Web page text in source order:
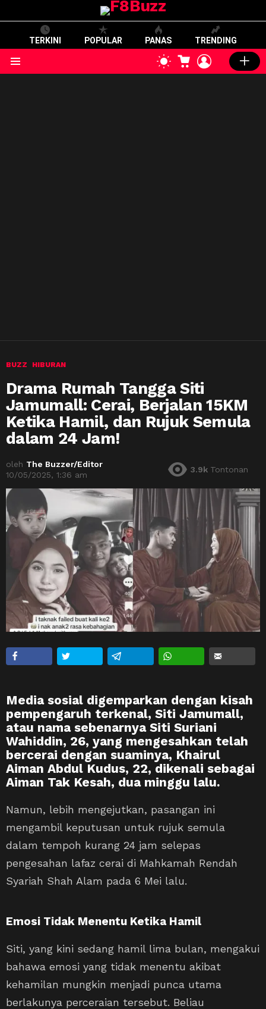
TERKINI POPULAR PANAS TRENDING
SWITCH
SKIN
CART LOGIN
BUZZ HIBURAN
Drama Rumah Tangga Siti
Jamumall: Cerai, Berjalan 15KM
Ketika Hamil, dan Rujuk Semula
dalam 24 Jam!
oleh The Buzzer/Editor
10/05/2025, 1:36 am
3.9k Tontonan
Media sosial digemparkan dengan kisah
pempengaruh terkenal, Siti Jamumall,
atau nama sebenarnya Siti Suriani
Wahiddin, 26, yang mengesahkan telah
bercerai dengan suaminya, Khairul
Aiman Abdul Kudus, 22, dikenali sebagai
Aiman Tak Kesah, dua minggu lalu.
Namun, lebih mengejutkan, pasangan ini
mengambil keputusan untuk rujuk semula
dalam tempoh kurang 24 jam selepas
pengesahan lafaz cerai di Mahkamah Rendah
Syariah Shah Alam pada 6 Mei lalu.
Emosi Tidak Menentu Ketika Hamil
Siti, yang kini sedang hamil lima bulan, mengakui
bahawa emosi yang tidak menentu akibat
kehamilan mungkin menjadi punca utama
berlakunya perceraian tersebut. Beliau